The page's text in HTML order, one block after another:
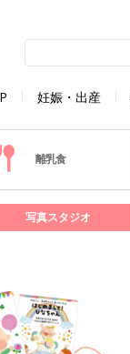
妊娠・出産
離乳食
写真スタジオ